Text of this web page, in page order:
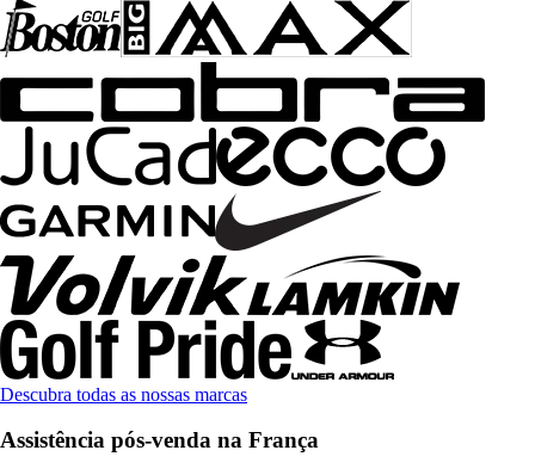
Descubra todas as nossas marcas
Assistência pós-venda na França